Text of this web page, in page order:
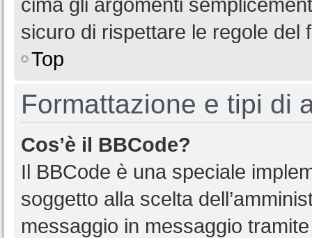
sicuro di rispettare le regole del
Top
Formattazione e tipi di
Cos’è il BBCode?
Il BBCode è una speciale
soggetto alla scelta
messaggio in messaggio